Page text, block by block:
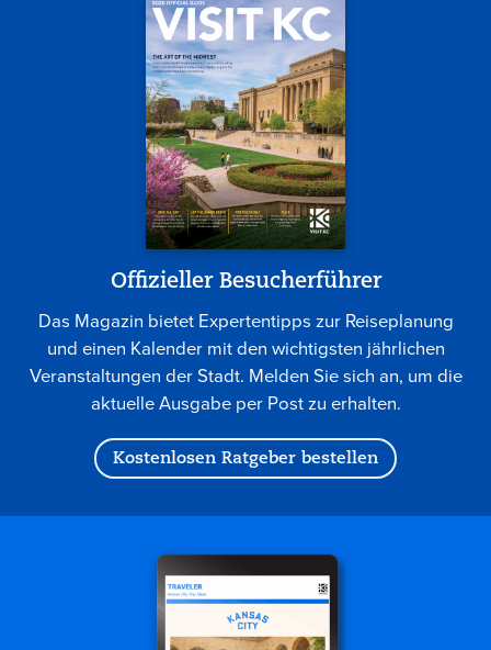
Offizieller Besucherführer
Das Magazin bietet Expertentipps zur Reiseplanung
und einen Kalender mit den wichtigsten jährlichen
Veranstaltungen der Stadt. Melden Sie sich an, um die
aktuelle Ausgabe per Post zu erhalten.
Kostenlosen Ratgeber bestellen